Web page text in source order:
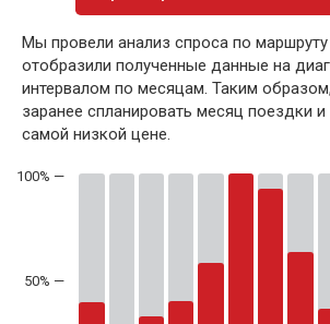
Мы провели анализ спроса по
отобразили полученные данные на
интервалом по месяцам. Таким
заранее спланировать месяц поездки и
самой низкой цене.
50% —